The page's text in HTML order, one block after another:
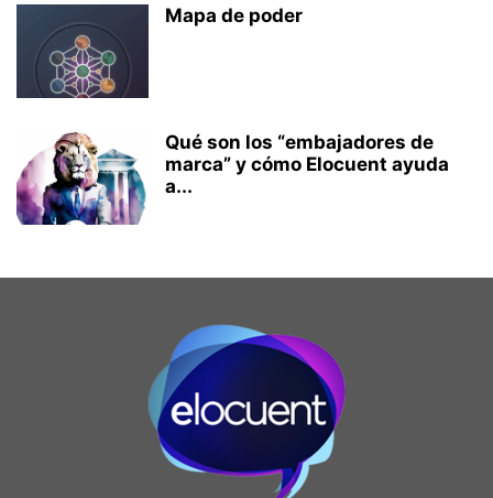
Mapa de poder
Qué son los “embajadores de
marca” y cómo Elocuent ayuda
a...